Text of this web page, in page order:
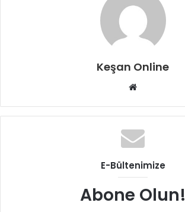
Keşan Online
Web
E-Bültenimize
Abone Olun!